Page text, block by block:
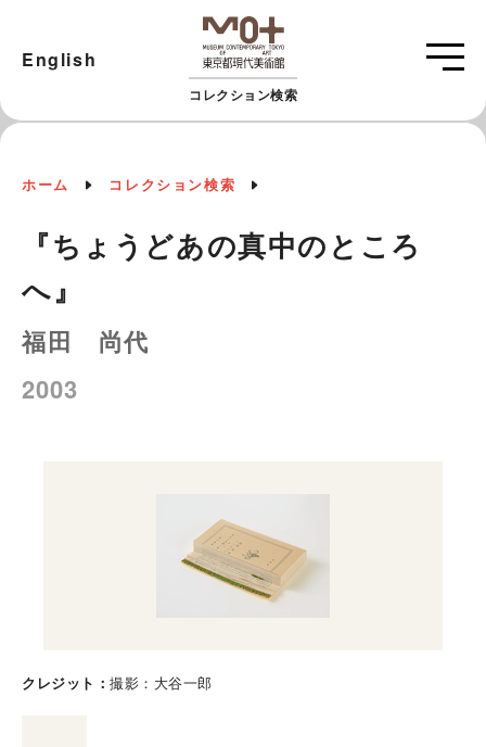
コレクション検索
English
ホーム コレクション検索
『ちょうどあの真中のところ
へ』
福田 尚代
2003
クレジット 撮影：大谷一郎